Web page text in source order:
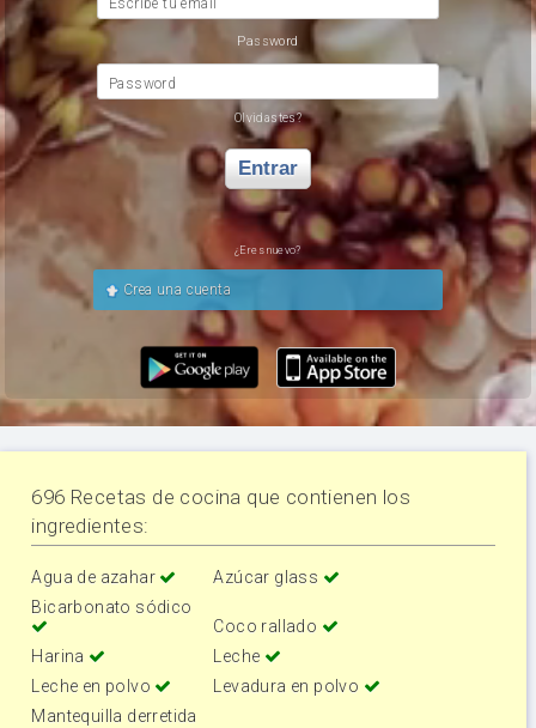
Password
Password
Olvidastes?
Entrar
¿Eres nuevo?
Crea una cuenta
696 Recetas de cocina que contienen los
ingredientes:
Agua de azahar
Azúcar glass
Bicarbonato sódico
Coco rallado
Harina
Leche
Leche en polvo
Levadura en polvo
Mantequilla derretida